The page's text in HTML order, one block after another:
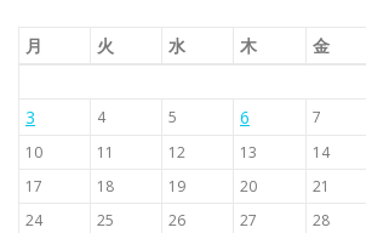
月 火 水 木 金
3 4 5 6 7
10
11 12 13 14
17
18 19 20 21
24
25 26 27 28